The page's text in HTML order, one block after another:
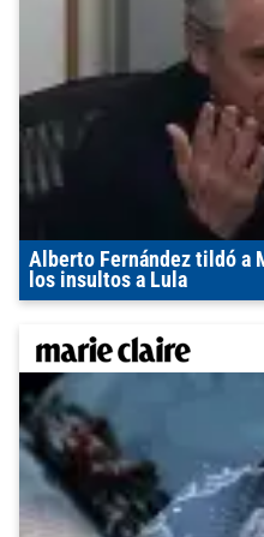
Alberto Fernández tildó a
los insultos a Lula